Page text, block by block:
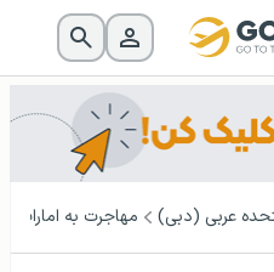
عربی (دبی) مهاجرت به امارات